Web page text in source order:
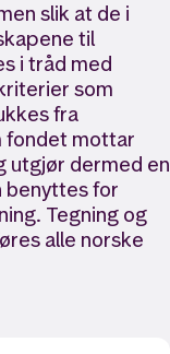
slik at de i
til
i tråd med
som
fra
fondet mottar
utgjør dermed en
benyttes for
Tegning og
alle norske